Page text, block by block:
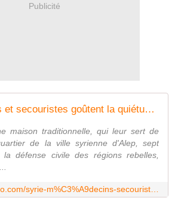
Publicité
Syrie: médecins et secouristes goûtent la quiétude de la trêve
maison traditionnelle, qui leur sert de
de la ville syrienne d'Alep, sept
la défense civile des régions rebelles,